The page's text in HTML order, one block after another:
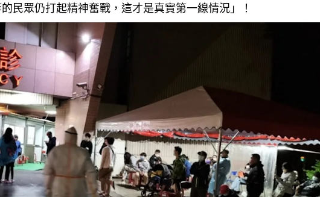
民眾仍打起精神奮戰，這才是真實第一線情況」！